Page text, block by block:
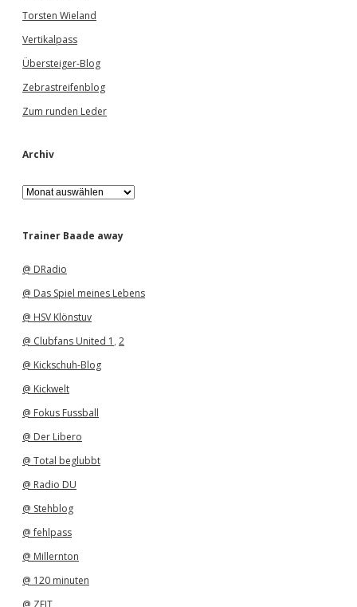
Torsten Wieland
Vertikalpass
Übersteiger-Blog
Zebrastreifenblog
Zum runden Leder
Archiv
A
r
h
Trainer Baade away
@ DRadio
@ Das Spiel meines Lebens
@ HSV Klönstuv
@ Clubfans United 1 , 2
@ Kickschuh-Blog
@ Kickwelt
@ Fokus Fussball
@ Der Libero
@ Total beglubbt
@ Radio DU
@ Stehblog
@ fehlpass
@ Millernton
@ 120 minuten
@ ZEIT